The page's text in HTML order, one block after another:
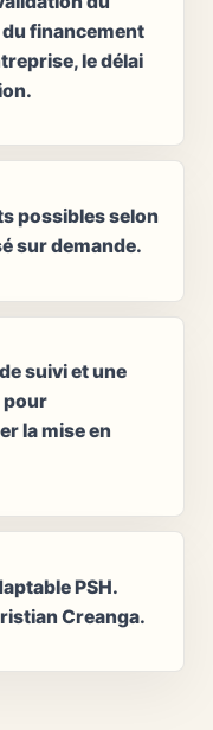
financement
le délai
possibles selon
sur demande.
suivi et une
pour
la mise en
PSH.
Creanga.